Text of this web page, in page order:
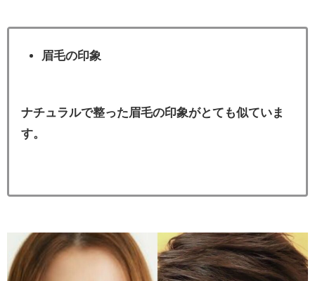
眉毛の印象
ナチュラルで整った眉毛の印象がとても似ていま
す。